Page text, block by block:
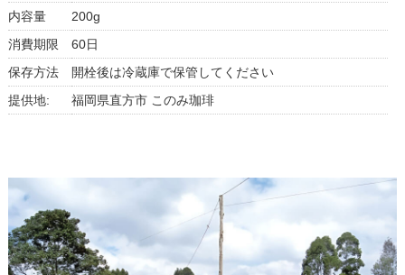
内容量
200g
消費期限
60日
保存方法
開栓後は冷蔵庫で保管してください
提供地:
福岡県直方市 このみ珈琲